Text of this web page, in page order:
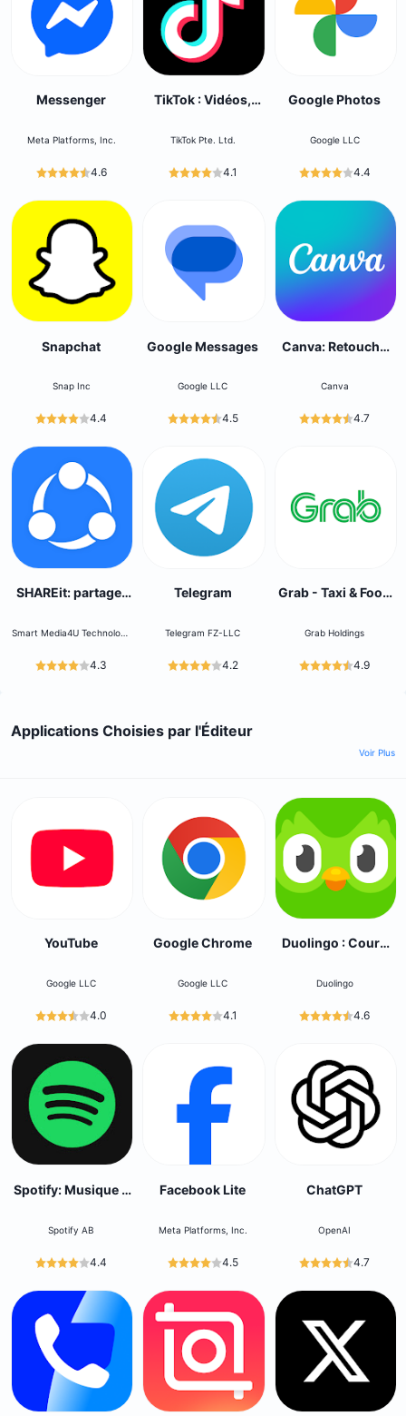
Messenger
Meta Platforms, Inc.
4.6
TikTok : Vidéos,
TikTok Pte. Ltd.
4.1
Google Photos
Google LLC
4.4
Snapchat
Snap Inc
4.4
Google Messages
Google LLC
4.5
Canva: Retouche
Canva
4.7
SHAREit: partager
Smart Media4U Technology
4.3
Telegram
Telegram FZ-LLC
4.2
Grab - Taxi & Food
Grab Holdings
4.9
Applications Choisies par l'Éditeur
Voir Plus
YouTube
Google LLC
4.0
Google Chrome
Google LLC
4.1
Duolingo : Cours
Duolingo
4.6
Spotify: Musique &
Spotify AB
4.4
Facebook Lite
Meta Platforms, Inc.
4.5
ChatGPT
OpenAI
4.7